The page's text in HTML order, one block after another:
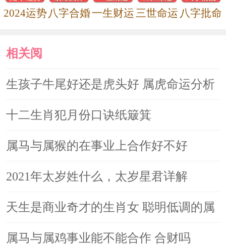
2024运势 八字合婚一生财运三世命运 八字批命
相关阅
读
生孩子牛尾好还是虎头好 属虎命运分析
十二生肖犯月份口诀纸簸箕
属马与属猴的在事业上合作好不好
2021年太岁姓什么，太岁星君详解
天生是商业奇才的生肖女 聪明低调的属
蛇女
属马与属鸡事业能不能合作 合财吗